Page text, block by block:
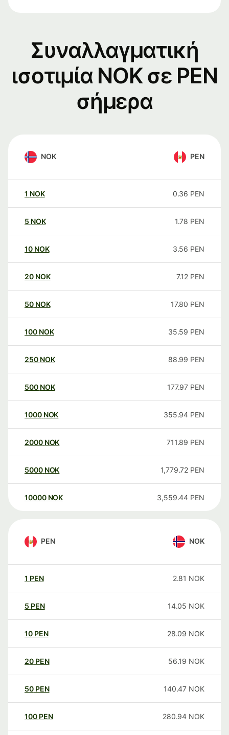
Συναλλαγματική
ισοτιμία NOK σε PEN
σήμερα
NOK PEN
1 NOK 0.36 PEN
5 NOK 1.78 PEN
10 NOK 3.56 PEN
20 NOK 7.12 PEN
50 NOK 17.80 PEN
100 NOK 35.59 PEN
250 NOK 88.99 PEN
500 NOK 177.97 PEN
1000 NOK 355.94 PEN
2000 NOK 711.89 PEN
5000 NOK 1,779.72 PEN
10000 NOK 3,559.44 PEN
PEN NOK
1 PEN 2.81 NOK
5 PEN 14.05 NOK
10 PEN 28.09 NOK
20 PEN 56.19 NOK
50 PEN 140.47 NOK
100 PEN 280.94 NOK